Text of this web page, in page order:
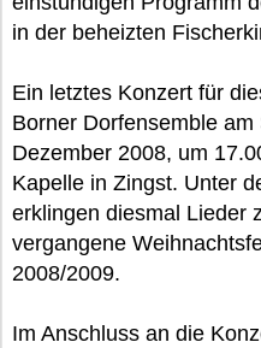
in der beheizten
Ein letztes Konzert für
Borner Dorfensemble
Dezember 2008, um
Kapelle in Zingst. Unter
erklingen diesmal Lieder
vergangene
2008/2009.
Im Anschluss an die